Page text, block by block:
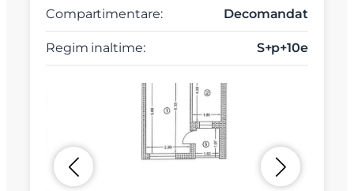
Compartimentare: Decomandat
Regim inaltime: S+p+10e